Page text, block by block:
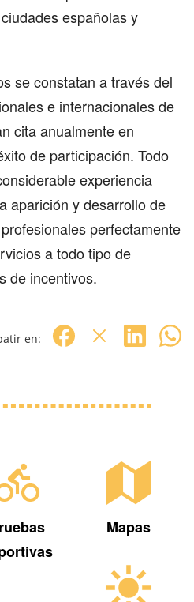
españolas y
se constatan a través del
e internacionales de
cita anualmente en
de participación. Todo
experiencia
aparición y desarrollo de
perfectamente
a todo tipo de
de incentivos.
en:
Mapas